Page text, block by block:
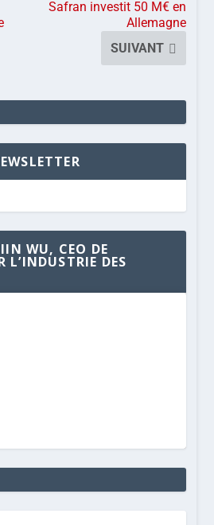
Safran investit 50 M€ en
Allemagne
SUIVANT
WU, CEO DE
DES